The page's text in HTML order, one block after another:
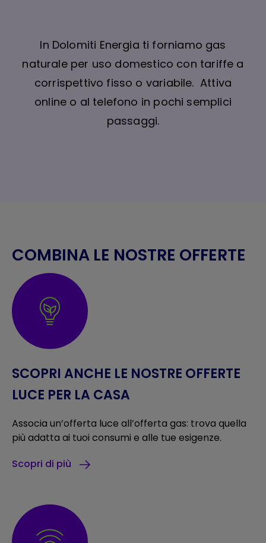
In Dolomiti Energia ti forniamo gas
naturale per uso domestico con tariffe a
corrispettivo fisso o variabile. Attiva
online o al telefono in pochi semplici
passaggi.
COMBINA LE NOSTRE OFFERTE
SCOPRI ANCHE LE NOSTRE OFFERTE
LUCE PER LA CASA
Associa un’offerta luce all’offerta gas: trova quella
più adatta ai tuoi consumi e alle tue esigenze.
Scopri di più